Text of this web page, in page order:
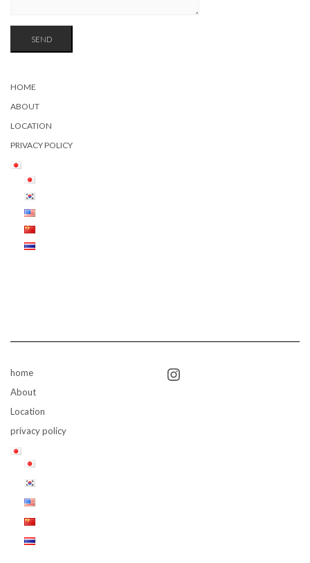
HOME
ABOUT
LOCATION
PRIVACY POLICY
home
About
Location
privacy policy
Instagram